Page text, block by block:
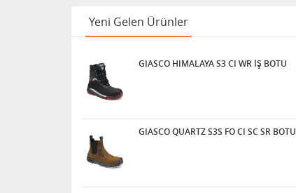
Yeni Gelen Ürünler
GIASCO HIMALAYA S3 CI WR İŞ BOTU
GIASCO QUARTZ S3S FO CI SC SR BOTU